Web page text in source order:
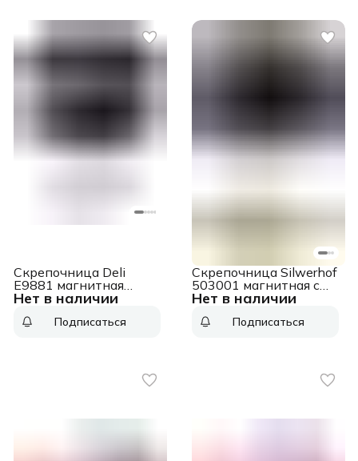
Нет в наличии
Скрепочница Deli
E9881 магнитная
прозрачный картонная
Подписаться
Нет в наличии
Скрепочница Silwerhof
503001 магнитная с
наполнением
коробкаПодписаться